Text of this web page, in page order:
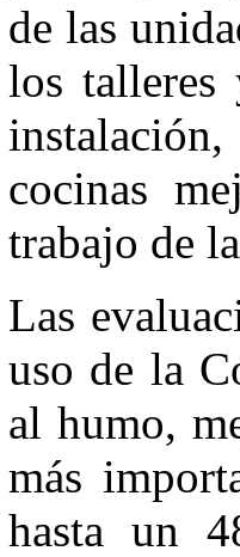
de las
los talleres
cocinas
trabajo de
Las
uso de la
al humo,
más
hasta un